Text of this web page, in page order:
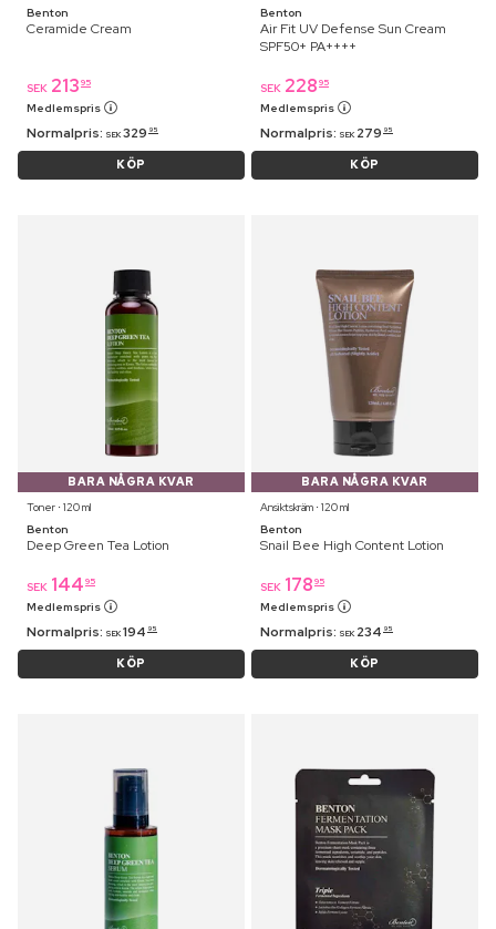
Benton
Ceramide Cream
SEK 213 95
Medlemspris
Normalpris: SEK 329 95
KÖP
Benton
Air Fit UV Defense Sun Cream
SPF50+ PA++++
SEK 228 95
Medlemspris
Normalpris: SEK 279 95
KÖP
BARA NÅGRA KVAR
Toner ⋅ 120 ml
Benton
Deep Green Tea Lotion
SEK 144 95
Medlemspris
Normalpris: SEK 194 95
KÖP
BARA NÅGRA KVAR
Ansiktskräm ⋅ 120 ml
Benton
Snail Bee High Content Lotion
SEK 178 95
Medlemspris
Normalpris: SEK 234 95
KÖP